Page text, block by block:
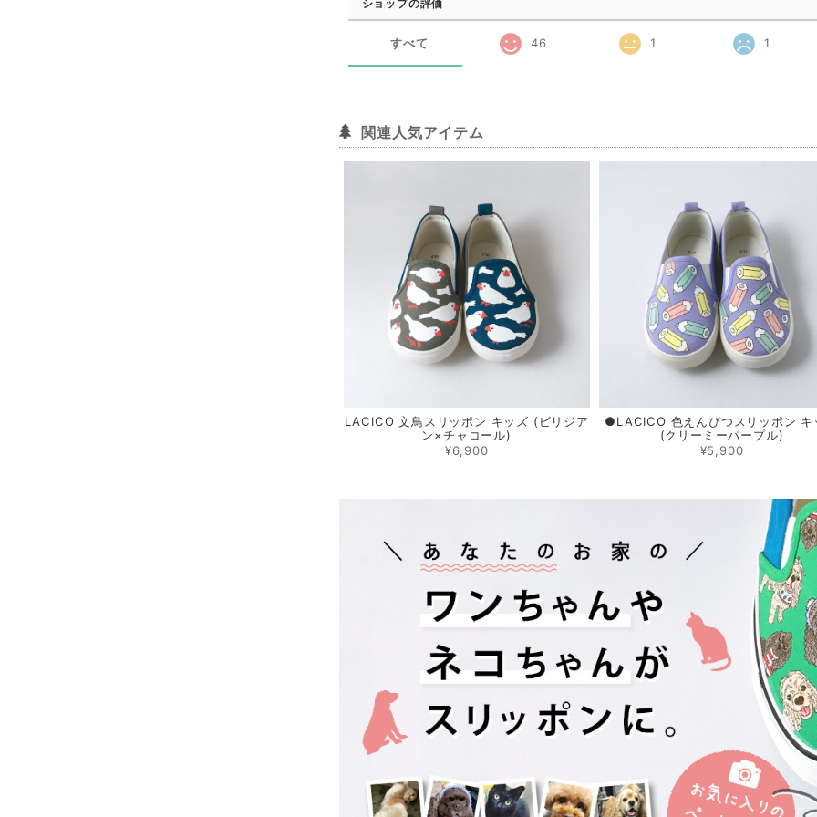
ショップの評価
すべて 46 1 1
関連人気アイテム
LACICO 文鳥スリッポン キッズ (ビリジア
ン×チャコール)
¥6,900
●LACICO 色えんぴつスリッポン キ
(クリーミーパープル)
¥5,900